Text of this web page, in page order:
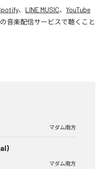
、 LINE MUSIC、 YouTube
音楽配信サービスで聴くこと
マダム南方
マダム南方